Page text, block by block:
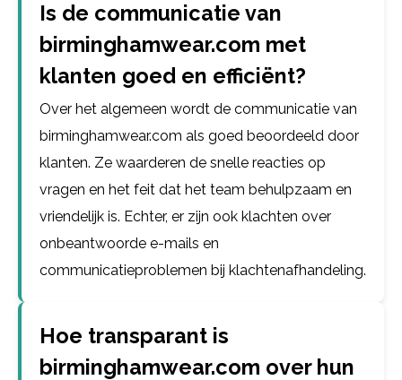
Is de communicatie van
birminghamwear.com met
klanten goed en efficiënt?
Over het algemeen wordt de communicatie van
birminghamwear.com als goed beoordeeld door
klanten. Ze waarderen de snelle reacties op
vragen en het feit dat het team behulpzaam en
vriendelijk is. Echter, er zijn ook klachten over
onbeantwoorde e-mails en
communicatieproblemen bij klachtenafhandeling.
Hoe transparant is
birminghamwear.com over hun